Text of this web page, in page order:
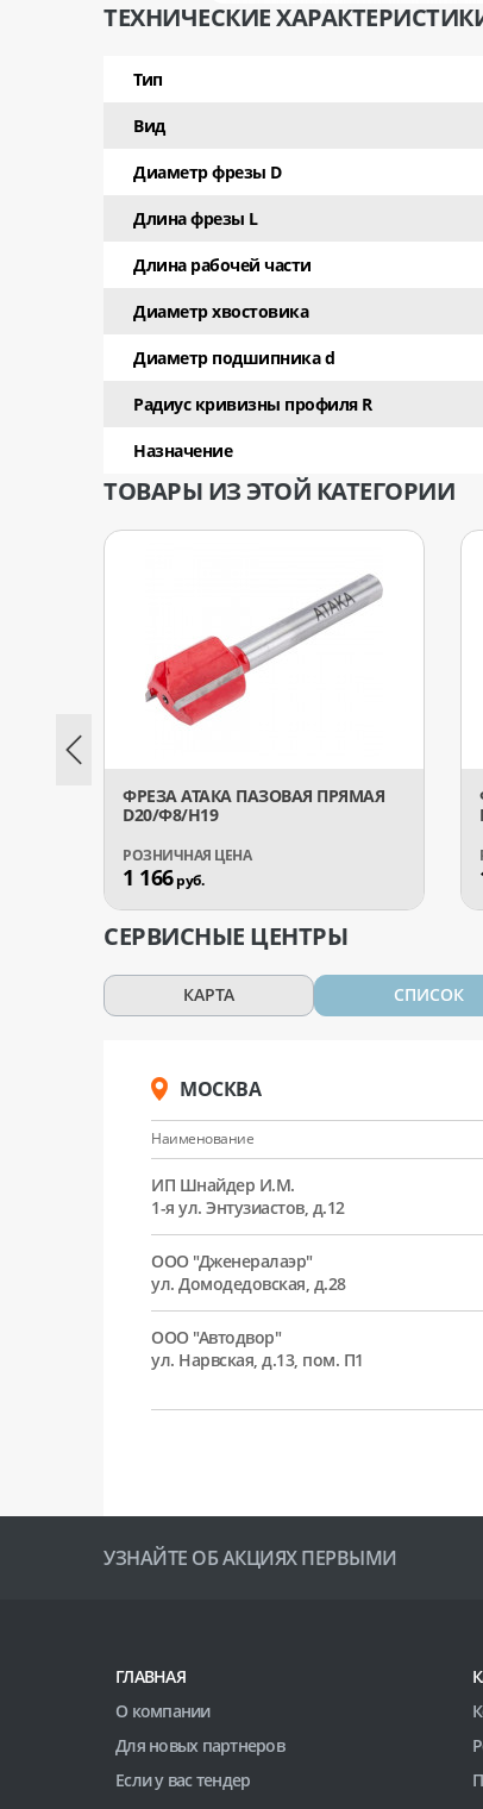
ТЕХНИЧЕСКИЕ
Тип
Вид
Диаметр фрезы D
Длина фрезы L
Длина рабочей части
Диаметр хвостовика
Диаметр подшипника d
Радиус кривизны профиля R
Назначение
ТОВАРЫ ИЗ ЭТОЙ КАТЕГОРИИ
ФРЕЗА АТАКА ПАЗОВАЯ ПРЯМАЯ
D20/Ф8/H19
1 166руб.
СЕРВИСНЫЕ ЦЕНТРЫ
КАРТА СПИСОК
МОСКВА
Наименование
ИП Шнайдер И.М.
1-я ул. Энтузиастов, д.12
ООО "Дженералаэр"
ул. Домодедовская, д.28
ООО "Автодвор"
ул. Нарвская, д.13, пом. П1
УЗНАЙТЕ ОБ АКЦИЯХ ПЕРВЫМИ
ГЛАВНАЯ
О компании
Для новых партнеров
Если у вас тендер